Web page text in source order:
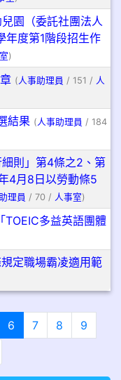
園（委託社團法人
年度第1階段招生作
)
( 人事助理員 / 151 / 人
結果 ( 人事助理員 / 184
細則」第4條之2、第
4月8日以勞動條5
理員 / 70 / 人事室)
TOEIC多益英語團體
定職場霸凌適用範
6(目前頁次)
7 8
9
頁